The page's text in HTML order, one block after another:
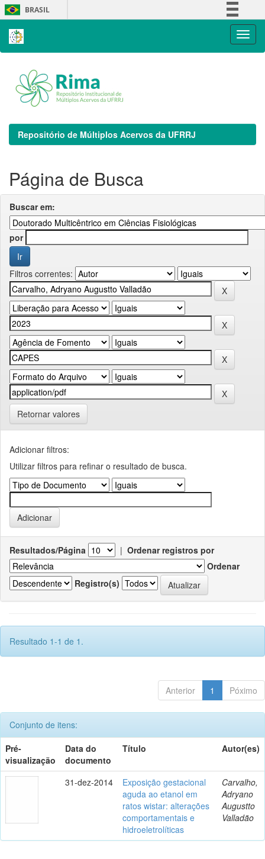
Skip
navigation
BRASIL
Repositório de Múltiplos Acervos da UFRRJ
Página de Busca
Buscar em:
por
Filtros correntes:
Retornar valores
Adicionar filtros:
Utilizar filtros para refinar o resultado de busca.
Resultados/Página | Ordenar registros por
Ordenar
Registro(s)
Resultado 1-1 de 1.
Anterior 1 Póximo
Conjunto de itens:
Pré-
visualização
Data do
documento
Título Autor(es)
31-dez-2014
Exposição gestacional
aguda ao etanol em
ratos wistar: alterações
comportamentais e
hidroeletrolíticas
Carvalho,
Adryano
Augustto
Valladão